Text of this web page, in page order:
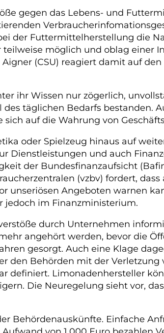
gegen das Lebens- und
der Futtermittelherstellung die
möglich und oblag einer
(CSU) reagiert damit auf
ihr Wissen nur zögerlich,
täglichen Bedarfs bestanden.
auf die Wahrung von
oder Spielzeug hinaus auf
Dienstleistungen und auch
der Bundesfinanzaufsicht
(vzbv) fordert,
unseriösen Angeboten warnen
jedoch im Finanzministerium.
durch Unternehmen
angehört werden, bevor die
gesorgt. Auch eine Klage
den Behörden mit der Verletzung
definiert. Limonadenhersteller
Die Neuregelung sieht vor,
Behördenauskünfte. Einfache